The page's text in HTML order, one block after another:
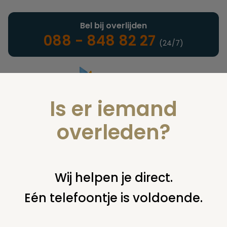
Landelijke uitvaartonderneming
Bel bij overlijden
088 - 848 82 27 (24/7)
U bent hier: home juridisch overige mortuarium /
regelgeving voor vestiging mortuarium /
Is er iemand
overleden?
Wij helpen je direct.
Eén telefoontje is voldoende.